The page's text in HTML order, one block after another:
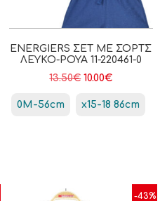
ENERGIERS ΣΕΤ ΜΕ ΣΟΡΤΣ
ΛΕΥΚΌ-ΡΟΥΑ 11-220461-0
13.50€ 10.00€
0Μ-56cm x15-18 86cm
-43%